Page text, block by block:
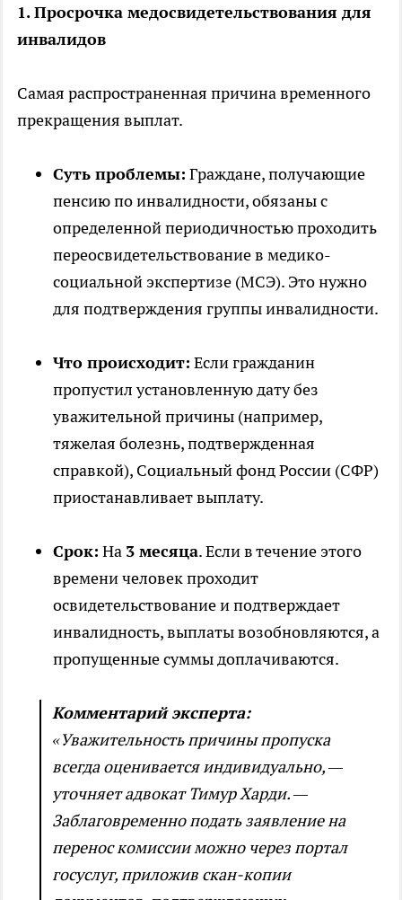
1. Просрочка медосвидетельствования для
инвалидов
Самая распространенная причина временного
прекращения выплат.
Суть проблемы: Граждане, получающие
пенсию по инвалидности, обязаны с
определенной периодичностью проходить
переосвидетельствование в медико-
социальной экспертизе (МСЭ). Это нужно
для подтверждения группы инвалидности.
Что происходит: Если гражданин
пропустил установленную дату без
уважительной причины (например,
тяжелая болезнь, подтвержденная
справкой), Социальный фонд России (СФР)
приостанавливает выплату.
Срок: На 3 месяца. Если в течение этого
времени человек проходит
освидетельствование и подтверждает
инвалидность, выплаты возобновляются, а
пропущенные суммы доплачиваются.
Комментарий эксперта:
«Уважительность причины пропуска
всегда оценивается индивидуально, —
уточняет адвокат Тимур Харди. —
Заблаговременно подать заявление на
перенос комиссии можно через портал
госуслуг, приложив скан-копии